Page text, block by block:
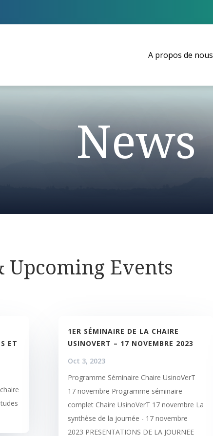
A propos de nous
News
Upcoming Events
ET
1ER SÉMINAIRE DE LA CHAIRE
USINOVERT – 17 NOVEMBRE 2023
Oct 3, 2023
Programme Séminaire Chaire UsinoVerT
17 novembre Programme séminaire
complet Chaire UsinoVerT 17 novembre La
synthèse de la journée - 17 novembre
2023 PRESENTATIONS DE LA JOURNEE